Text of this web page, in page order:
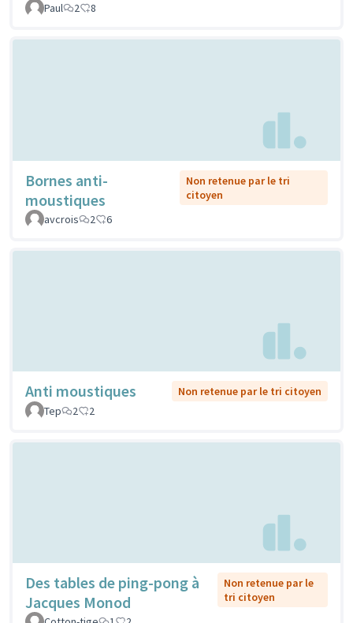
Paul
2 8
Bornes anti-
moustiques
Non retenue par le tri
citoyen
avcrois
2 6
Anti moustiques
Non retenue par le tri citoyen
Tep
2 2
Des tables de ping-pong à
Jacques Monod
Non retenue par le
tri citoyen